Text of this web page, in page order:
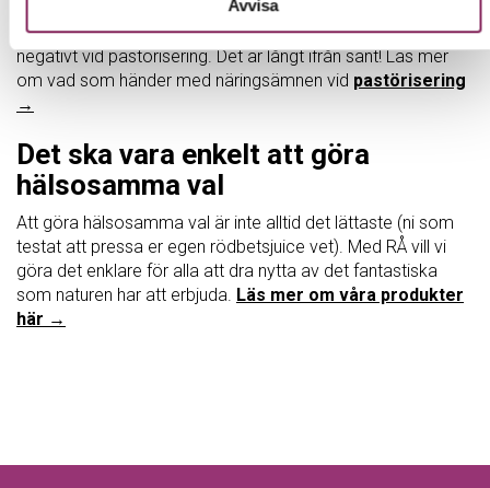
Avvisa
En vanlig missuppfattning är att alla näringsämnen påverkas
negativt vid pastörisering. Det är långt ifrån sant! Läs mer
om vad som händer med näringsämnen vid pastörisering
→
Det ska vara enkelt att göra
hälsosamma val
Att göra hälsosamma val är inte alltid det lättaste (ni som
testat att pressa er egen rödbetsjuice vet). Med RÅ vill vi
göra det enklare för alla att dra nytta av det fantastiska
som naturen har att erbjuda. Läs mer om våra produkter
här →